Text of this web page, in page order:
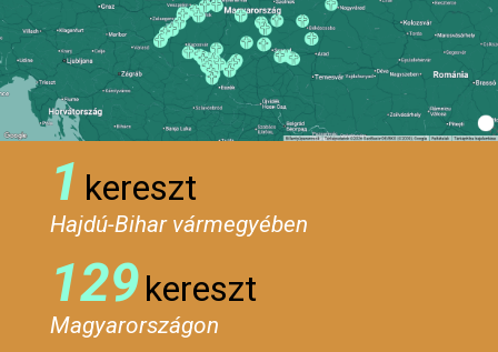
1 kereszt
Hajdú-Bihar vármegyében
129kereszt
Magyarországon